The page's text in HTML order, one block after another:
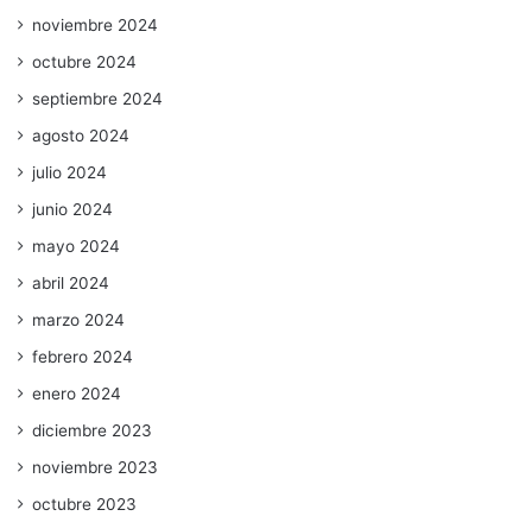
noviembre 2024
octubre 2024
septiembre 2024
agosto 2024
julio 2024
junio 2024
mayo 2024
abril 2024
marzo 2024
febrero 2024
enero 2024
diciembre 2023
noviembre 2023
octubre 2023